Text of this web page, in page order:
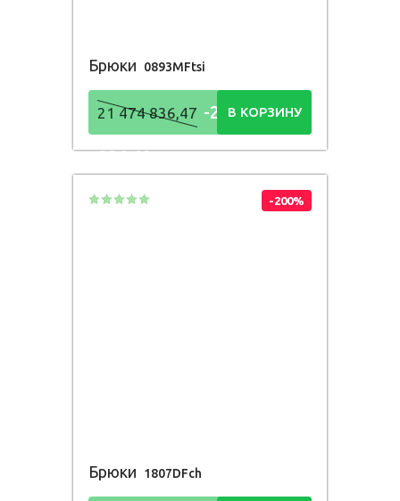
Брюки 0893MFtsi
21 474 836,47 -21 474
836,48Р
В КОРЗИНУ
-200%
Брюки 1807DFch